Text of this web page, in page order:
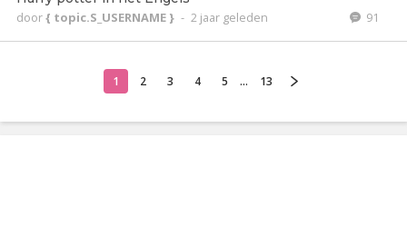
door{ topic.S_USERNAME } - 2 jaar geleden 91
1 2 3 4 5 ... 13